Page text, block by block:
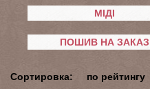
МІДІ
ПОШИВ НА ЗАКАЗ
Сортировка: по рейтингу